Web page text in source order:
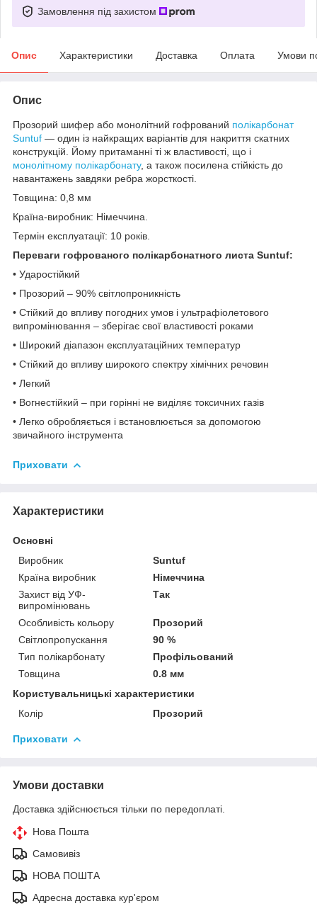
Замовлення під захистом
Опис Характеристики Доставка Оплата Умови
Опис
Прозорий шифер або монолітний гофрований полікарбонат
Suntuf ― один із найкращих варіантів для накриття скатних
конструкцій. Йому притаманні ті ж властивості, що і
монолітному полікарбонату, а також посилена стійкість до
навантажень завдяки ребра жорсткості.
Товщина: 0,8 мм
Країна-виробник: Німеччина.
Термін експлуатації: 10 років.
Переваги гофрованого полікарбонатного листа Suntuf:
• Ударостійкий
• Прозорий – 90% світлопроникність
• Стійкий до впливу погодних умов і ультрафіолетового
випромінювання – зберігає свої властивості роками
• Широкий діапазон експлуатаційних температур
• Стійкий до впливу широкого спектру хімічних речовин
• Легкий
• Вогнестійкий – при горінні не виділяє токсичних газів
• Легко обробляється і встановлюється за допомогою
звичайного інструмента
Приховати
Характеристики
Основні
Виробник
Suntuf
Країна виробник
Німеччина
Захист від УФ-
випромінювань
Так
Особливість кольору
Прозорий
Світлопропускання
90 %
Тип полікарбонату
Профільований
Товщина
0.8 мм
Користувальницькі характеристики
Колір
Прозорий
Приховати
Умови доставки
Доставка здійснюється тільки по передоплаті.
Нова Пошта
Самовивіз
НОВА ПОШТА
Адресна доставка кур'єром